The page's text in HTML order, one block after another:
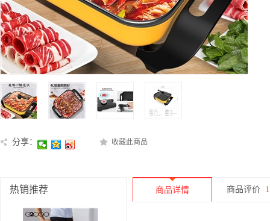
分享： 收藏此商品
热销推荐 商品详情 商品评价